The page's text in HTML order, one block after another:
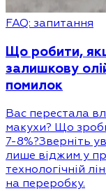
FAQ: запитання
Що робити,
залишкову
помилок
Вас перестала
макухи? Що
7-8%?Зверніть
лише віджим у
технологічній
на переробку.